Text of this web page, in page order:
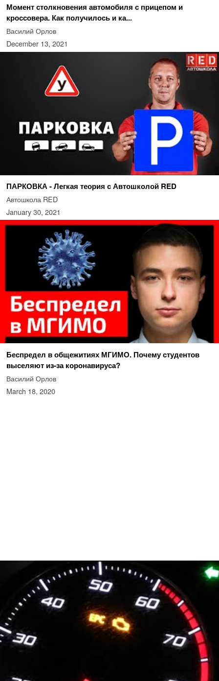
Момент столкновения автомобиля с прицепом и
кроссовера. Как получилось и ка...
Василий Орлов
December 13, 2021
ПАРКОВКА - Легкая теория с Автошколой RED
Автошкола RED
January 30, 2021
Беспредел в общежитиях МГИМО. Почему студентов
выселяют из-за коронавируса?
Василий Орлов
March 18, 2020